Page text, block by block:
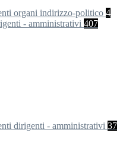
organi indirizzo-politico 4
- amministrativi 407
dirigenti - amministrativi 37